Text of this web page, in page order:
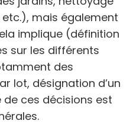
mais également
implique (définition
sur les différents
des
lot, désignation d’un
de ces décisions est